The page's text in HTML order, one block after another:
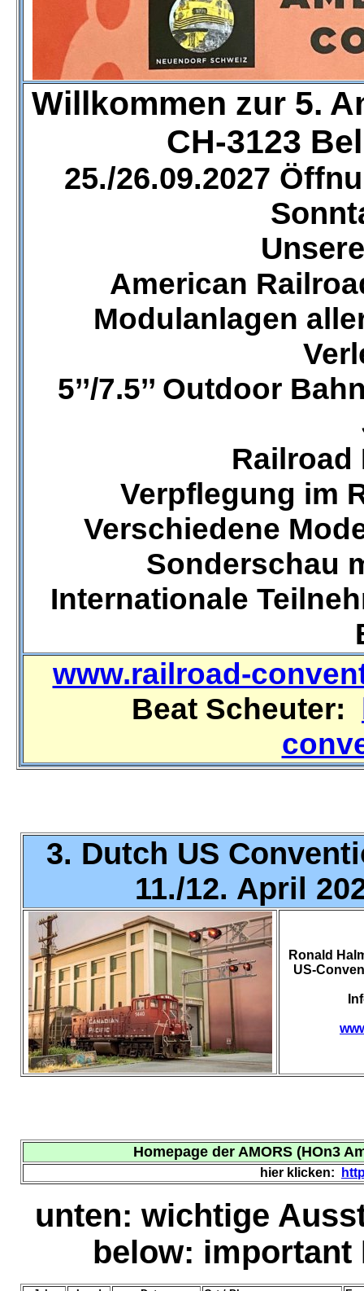
Willkommen zur 5.
CH-3123
25./26.09.2027
American
Modulanlagen
5’’/7.5’’ Outdoor
Railroad
Verpflegung im
Verschiedene
Sonderschau
Internationale
www.railroad-
Beat Scheuter:
3. Dutch US
11./12. April
Ronald
US-
Homepage der AMORS (HOn3
hier klicken:
unten: wichtige
below: